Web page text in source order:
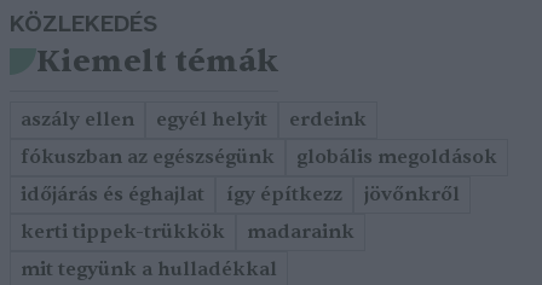
KÖZLEKEDÉS
Kiemelt témák
aszály ellen egyél helyit
erdeink
fókuszban az egészségünk
globális megoldások
időjárás és éghajlat
így építkezz
jövőnkről
kerti tippek-trükkök
madaraink
mit tegyünk a hulladékkal